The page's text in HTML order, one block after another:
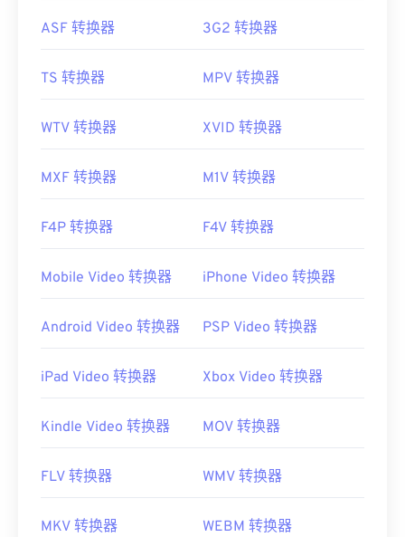
ASF 转换器 3G2 转换器
TS 转换器 MPV 转换器
WTV 转换器 XVID 转换器
MXF 转换器 M1V 转换器
F4P 转换器 F4V 转换器
Mobile Video 转换器 iPhone Video 转换器
Android Video 转换器 PSP Video 转换器
iPad Video 转换器 Xbox Video 转换器
Kindle Video 转换器 MOV 转换器
FLV 转换器 WMV 转换器
MKV 转换器 WEBM 转换器